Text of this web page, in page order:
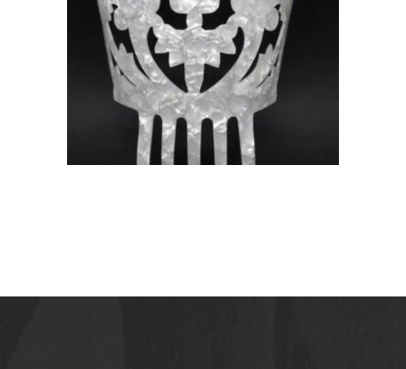
PEINETA ALTA DE NACAR
PARA NOVIAS
37,61€